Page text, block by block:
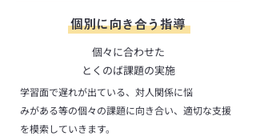
個別に向き合う指導
​個々に合わせた
​とくのば課題​の実施
学習面で遅れが出ている、対人関係に悩
みがある等の個々の課題に向き合い、 適切な支援
を模索していきます。